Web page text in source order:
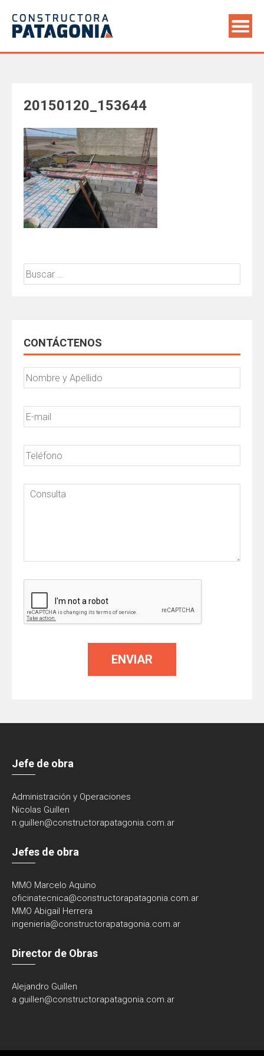
contenido
20150120_153644
Buscar:
CONTÁCTENOS
Jefe de obra
Administración y Operaciones
Nicolas Guillen
n.guillen@constructorapatagonia.com.ar
Jefes de obra
MMO Marcelo Aquino
oficinatecnica@constructorapatagonia.com.ar
MMO Abigail Herrera
ingenieria@constructorapatagonia.com.ar
Director de Obras
Alejandro Guillen
a.guillen@constructorapatagonia.com.ar